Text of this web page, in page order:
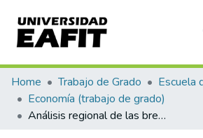
Communities & Collections
All of DSpace
Home Trabajo de Grado
Economía (trabajo de grado)
Análisis regional de las brechas del capital humano relacionado con el embarazo adolescente en Colombia (2000-2015)